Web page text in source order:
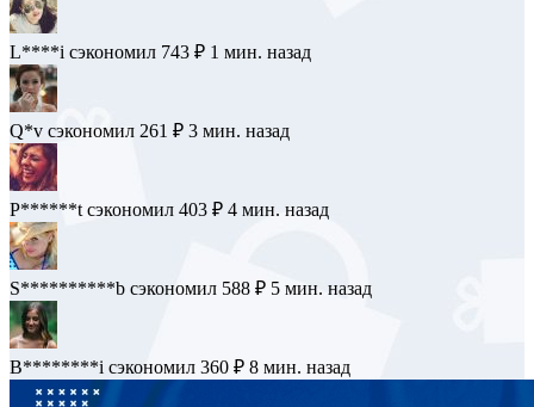
L****i сэкономил 743 ₽ 1 мин. назад
Q*v сэкономил 261 ₽ 3 мин. назад
P******t сэкономил 403 ₽ 4 мин. назад
S**********b сэкономил 588 ₽ 5 мин. назад
B********i сэкономил 360 ₽ 8 мин. назад